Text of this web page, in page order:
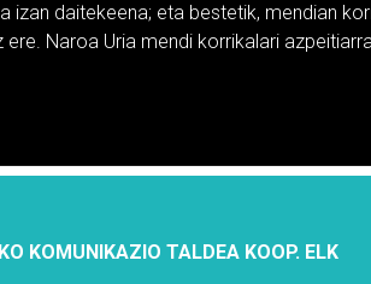
izan daitekeena; eta bestetik, mendian
Naroa Uria mendi korrikalari
KOMUNIKAZIO TALDEA KOOP. ELK